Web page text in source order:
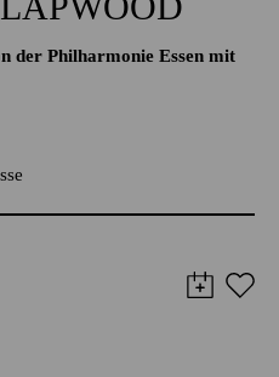
MIKI
der Philharmonie Essen mit